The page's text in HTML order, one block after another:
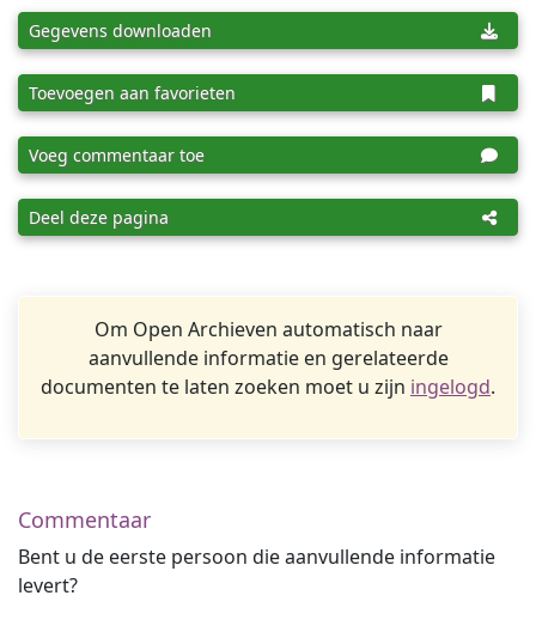
Gegevens downloaden
Toevoegen aan favorieten
Voeg commentaar toe
Deel deze pagina
Om Open Archieven automatisch naar
aanvullende informatie en gerelateerde
documenten te laten zoeken moet u zijn ingelogd.
Commentaar
Bent u de eerste persoon die aanvullende informatie
levert?